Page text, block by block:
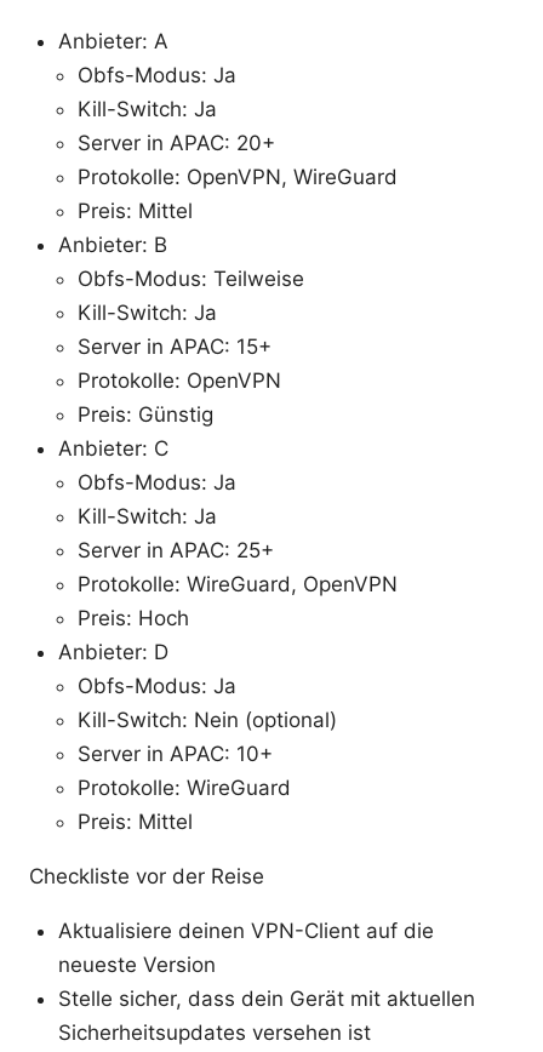
Anbieter: A
Obfs-Modus: Ja
Kill-Switch: Ja
Server in APAC: 20+
Protokolle: OpenVPN, WireGuard
Preis: Mittel
Anbieter: B
Obfs-Modus: Teilweise
Kill-Switch: Ja
Server in APAC: 15+
Protokolle: OpenVPN
Preis: Günstig
Anbieter: C
Obfs-Modus: Ja
Kill-Switch: Ja
Server in APAC: 25+
Protokolle: WireGuard, OpenVPN
Preis: Hoch
Anbieter: D
Obfs-Modus: Ja
Kill-Switch: Nein (optional)
Server in APAC: 10+
Protokolle: WireGuard
Preis: Mittel
Checkliste vor der Reise
Aktualisiere deinen VPN-Client auf die
neueste Version
Stelle sicher, dass dein Gerät mit aktuellen
Sicherheitsupdates versehen ist